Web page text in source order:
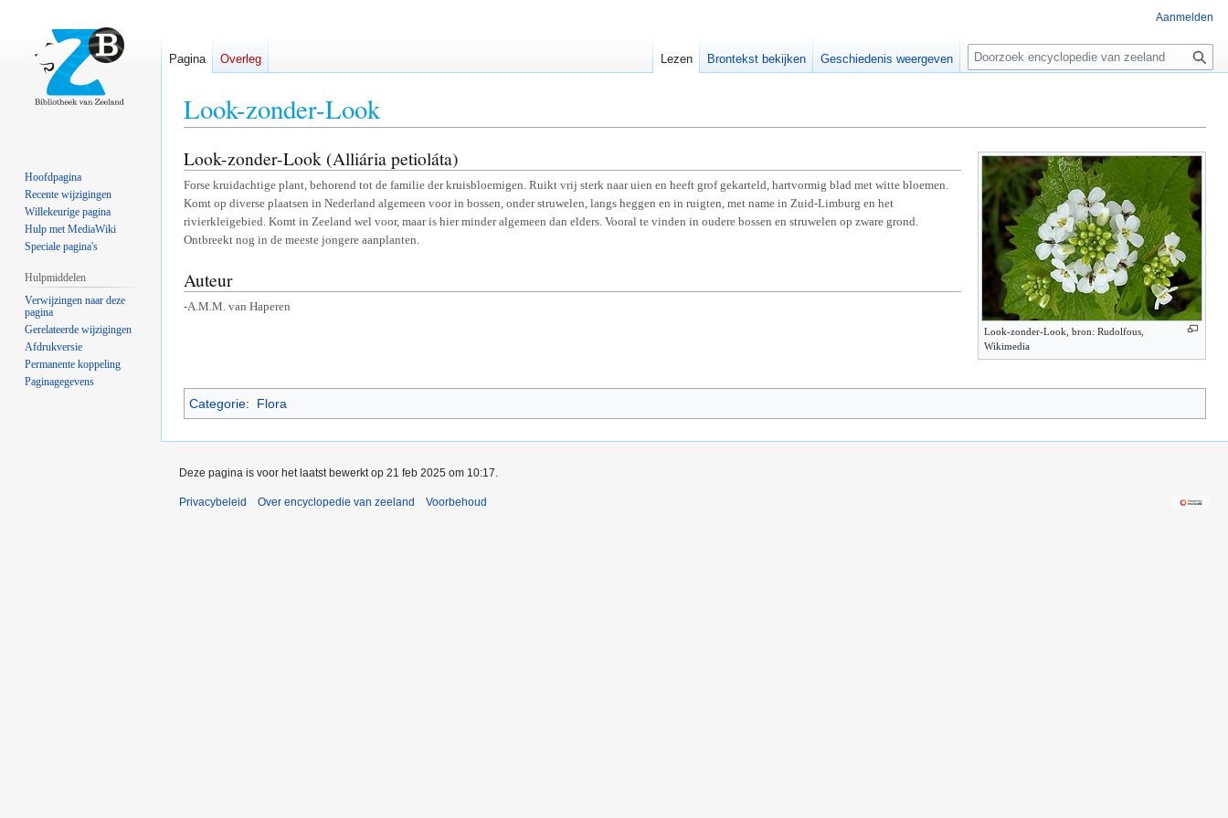
Look-zonder-Look
Naar
navigatie
Naar
zoeken
Look-zonder-Look, bron: Rudolfous,
Wikimedia
Look-zonder-Look (Alliária petioláta)
Forse kruidachtige plant, behorend tot de familie der kruisbloemigen. Ruikt vrij sterk naar uien en heeft grof gekarteld, hartvormig blad met witte bloemen.
Komt op diverse plaatsen in Nederland algemeen voor in bossen, onder struwelen, langs heggen en in ruigten, met name in Zuid-Limburg en het
rivierkleigebied. Komt in Zeeland wel voor, maar is hier minder algemeen dan elders. Vooral te vinden in oudere bossen en struwelen op zware grond.
Ontbreekt nog in de meeste jongere aanplanten.
Auteur
-A.M.M. van Haperen
Categorie: Flora
Aanmelden
Pagina Overleg Lezen Brontekst bekijken Geschiedenis weergeven
Z
e
Hoofdpagina
Recente wijzigingen
Willekeurige pagina
Hulp met MediaWiki
Speciale pagina's
Hulpmiddelen
Verwijzingen naar deze
pagina
Gerelateerde wijzigingen
Afdrukversie
Permanente koppeling
Paginagegevens
Deze pagina is voor het laatst bewerkt op 21 feb 2025 om 10:17.
Privacybeleid Over encyclopedie van zeeland Voorbehoud